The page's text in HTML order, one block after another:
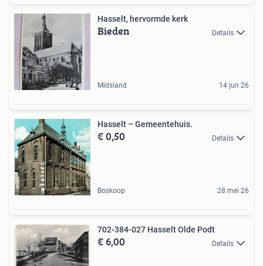
Hasselt, hervormde kerk
Bieden Details
Midsland 14 jun 26
Hasselt – Gemeentehuis.
€ 0,50 Details
Boskoop 28 mei 26
702-384-027 Hasselt Olde Podt
€ 6,00 Details